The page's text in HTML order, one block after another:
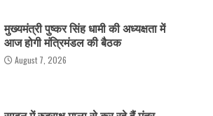
मुख्यमंत्री पुष्कर सिंह धामी की अध्यक्षता में
आज होगी मंत्रिमंडल की बैठक
August 7, 2026